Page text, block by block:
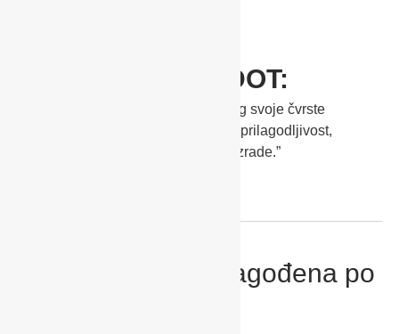
NAGRADU RED DOT:
“Dječja kolica Sadena se ističu zbog svoje čvrste
konstrukcije, koja osigurava visoku prilagodljivost,
elegantan izgled i visoku kvalitetu izrade.”
Modularnost – prilagođena po